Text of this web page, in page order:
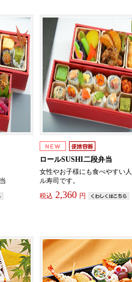
ロールSUSHI二段弁当
女性やお子様にも食べやすい
ル寿司です。
税込 2,360 円